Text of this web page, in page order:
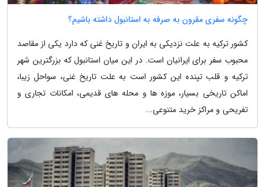
چگونه سفری مقرون به صرفه به استانبول داشته باشیم؟
کشور ترکیه به علت نزدیکی به ایران و تاریخ غنی که دارد یکی از مقاصد
محبوب سفر برای ایرانیان است. در این میان استانبول که بزرگترین شهر
ترکیه و قلب تپنده این کشور است به علت تاریخ غنی، سواحل زیبا،
اماکن تاریخی بسیار، موزه ها و محله های قدیمی، امکانات تجاری و
تفریحی و مراکز خرید متنوعی...